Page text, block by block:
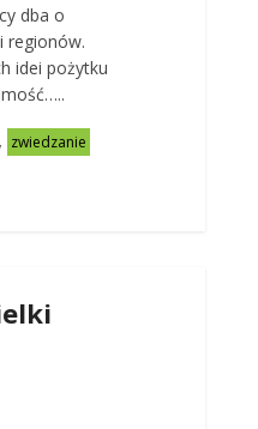
dba o
regionów.
idei pożytku
, zwiedzanie